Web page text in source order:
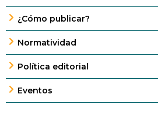
¿Cómo publicar?
Normatividad
Política editorial
Eventos